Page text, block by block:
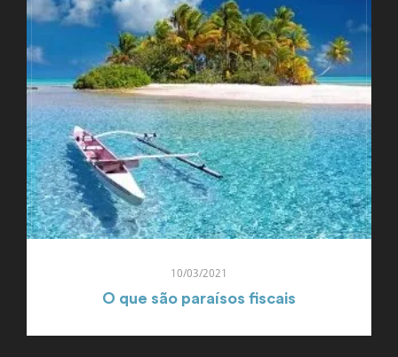
10/03/2021
O que são paraísos fiscais